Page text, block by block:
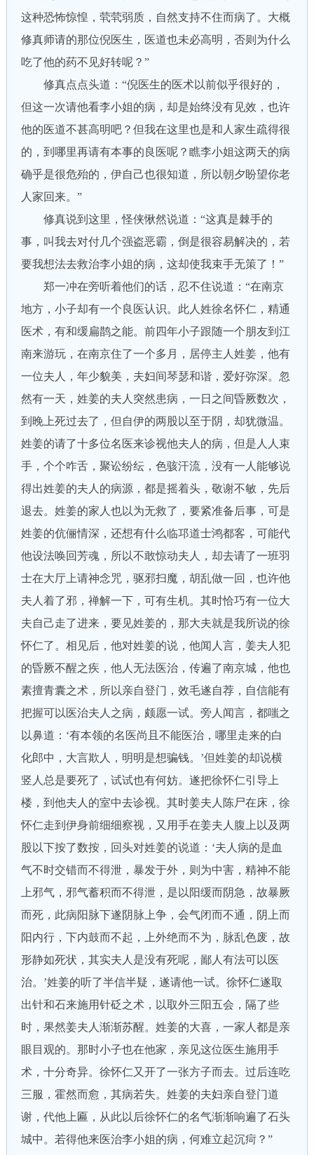
这种恐怖惊惶，茕茕弱质，自然支持不住而病了。大概
修真师请的那位倪医生，医道也未必高明，否则为什么
吃了他的药不见好转呢？”
修真点点头道：“倪医生的医术以前似乎很好的，
但这一次请他看李小姐的病，却是始终没有见效，也许
他的医道不甚高明吧？但我在这里也是和人家生疏得很
的，到哪里再请有本事的良医呢？瞧李小姐这两天的病
确乎是很危殆的，伊自己也很知道，所以朝夕盼望你老
人家回来。”
修真说到这里，怪侠愀然说道：“这真是棘手的
事，叫我去对付几个强盗恶霸，倒是很容易解决的，若
要我想法去救治李小姐的病，这却使我束手无策了！”
郑一冲在旁听着他们的话，忍不住说道：“在南京
地方，小子却有一个良医认识。此人姓徐名怀仁，精通
医术，有和缓扁鹊之能。前四年小子跟随一个朋友到江
南来游玩，在南京住了一个多月，居停主人姓姜，他有
一位夫人，年少貌美，夫妇间琴瑟和谐，爱好弥深。忽
然有一天，姓姜的夫人突然患病，一日之间昏厥数次，
到晚上死过去了，但自伊的两股以至于阴，却犹微温。
姓姜的请了十多位名医来诊视他夫人的病，但是人人束
手，个个咋舌，聚讼纷纭，色骇汗流，没有一人能够说
得出姓姜的夫人的病源，都是摇着头，敬谢不敏，先后
退去。姓姜的家人也以为无救了，要紧准备后事，可是
姓姜的伉俪情深，还想有什么临邛道士鸿都客，可能代
他设法唤回芳魂，所以不敢惊动夫人，却去请了一班羽
士在大厅上请神念咒，驱邪扫魔，胡乱做一回，也许他
夫人着了邪，禅解一下，可有生机。其时恰巧有一位大
夫自己走了进来，要见姓姜的，那大夫就是我所说的徐
怀仁了。相见后，他对姓姜的说，他闻人言，姜夫人犯
的昏厥不醒之疾，他人无法医治，传遍了南京城，他也
素擅青囊之术，所以亲自登门，效毛遂自荐，自信能有
把握可以医治夫人之病，颇愿一试。旁人闻言，都嗤之
以鼻道：‘有本领的名医尚且不能医治，哪里走来的白
化郎中，大言欺人，明明是想骗钱。’但姓姜的却说横
竖人总是要死了，试试也有何妨。遂把徐怀仁引导上
楼，到他夫人的室中去诊视。其时姜夫人陈尸在床，徐
怀仁走到伊身前细细察视，又用手在姜夫人腹上以及两
股以下按了数按，回头对姓姜的说道：‘夫人病的是血
气不时交错而不得泄，暴发于外，则为中害，精神不能
上邪气，邪气蓄积而不得泄，是以阳缓而阴急，故暴厥
而死，此病阳脉下遂阴脉上争，会气闭而不通，阴上而
阳内行，下内鼓而不起，上外绝而不为，脉乱色废，故
形静如死状，其实夫人是没有死呢，鄙人有法可以医
治。’姓姜的听了半信半疑，遂请他一试。徐怀仁遂取
出针和石来施用针砭之术，以取外三阳五会，隔了些
时，果然姜夫人渐渐苏醒。姓姜的大喜，一家人都是亲
眼目观的。那时小子也在他家，亲见这位医生施用手
术，十分奇异。徐怀仁又开了一张方子而去。过后连吃
三服，霍然而愈，其病若失。姓姜的夫妇亲自登门道
谢，代他上匾，从此以后徐怀仁的名气渐渐响遍了石头
城中。若得他来医治李小姐的病，何难立起沉疴？”